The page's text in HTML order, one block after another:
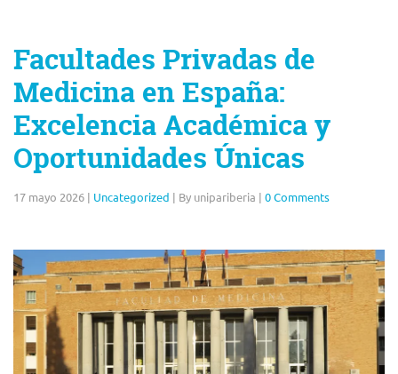
Facultades Privadas de
Medicina en España:
Excelencia Académica y
Oportunidades Únicas
17 mayo 2026 | Uncategorized | By unipariberia | 0 Comments